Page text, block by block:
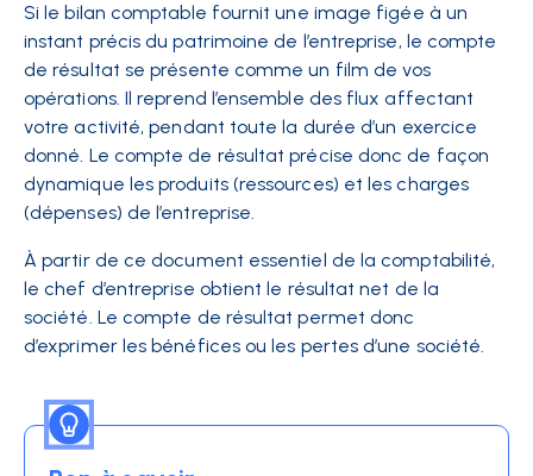
Si le bilan comptable fournit une image figée à un
instant précis du patrimoine de l’entreprise, le compte
de résultat se présente comme un film de vos
opérations. Il reprend l’ensemble des flux affectant
votre activité, pendant toute la durée d’un exercice
donné. Le compte de résultat précise donc de façon
dynamique les produits (ressources) et les charges
(dépenses) de l’entreprise.
À partir de ce document essentiel de la comptabilité,
le chef d’entreprise obtient le résultat net de la
société. Le compte de résultat permet donc
d’exprimer les bénéfices ou les pertes d’une société.